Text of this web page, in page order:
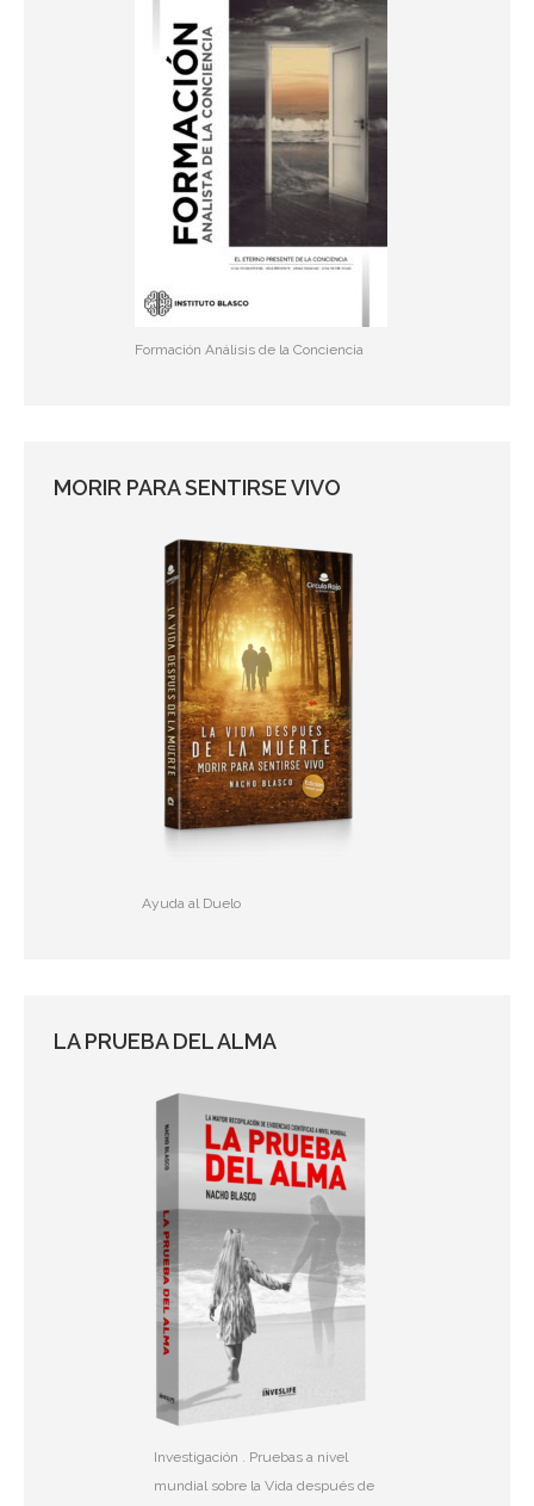
Formación Análisis de la Conciencia
MORIR PARA SENTIRSE VIVO
Ayuda al Duelo
LA PRUEBA DEL ALMA
Investigación . Pruebas a nivel
mundial sobre la Vida después de